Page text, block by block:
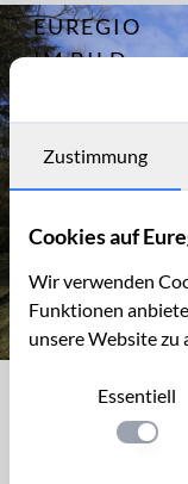
EUREGIO
IM BILD
Archiv
Kontakt
Archiv
im
bei Alzen
Der
Alzen (Höfen)
Zustimmung
Cookies auf
Wir verwenden
Funktionen
unsere Website zu
Essentiell